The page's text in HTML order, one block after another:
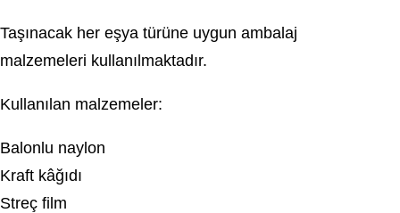
Taşınacak her eşya türüne uygun ambalaj
malzemeleri kullanılmaktadır.
Kullanılan malzemeler:
Balonlu naylon
Kraft kâğıdı
Streç film